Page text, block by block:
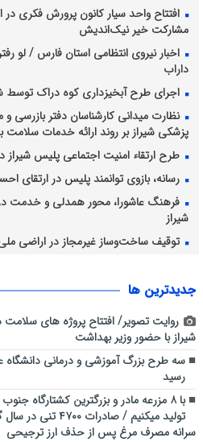
مشارکت خیر نیک‌اندیش
داراب
اجرای طرح آبخیزداری کوه دراک
نظارت میدانی کارشناسان دفتر بازرسی
پزشکی شیراز بر روند ارائه خدمات سلامت
طرح ارتقاء امنیت اجتماعی پلیس شیراز
رسانه، بازوی توانمند پلیس در ارتقای
فرهنگ عاشورا، محور همدلی و خدمت
شیراز
توقیف ساخت‌وساز غیرمجاز در اراضی
جديدترين ها
روایت تصویر/ افتتاح پروژه های
شیراز با حضور وزیر بهداشت
سه طرح بزرگ آموزشی و درمانی دانشگاه
رسید
سرانه مصرف مرغ پس از حذف ارز ترجیحی